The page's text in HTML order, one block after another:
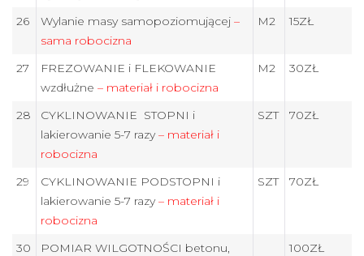
26 Wylanie masy samopoziomującej –
sama robocizna
M2 15ZŁ
27
FREZOWANIE i FLEKOWANIE
wzdłużne – materiał i robocizna
M2 30ZŁ
28
CYKLINOWANIE STOPNI i
lakierowanie 5-7 razy– materiał i
robocizna
SZT 70ZŁ
29
CYKLINOWANIE PODSTOPNI i
lakierowanie 5-7 razy– materiał i
robocizna
SZT 70ZŁ
30 POMIAR WILGOTNOŚCI betonu, 100ZŁ